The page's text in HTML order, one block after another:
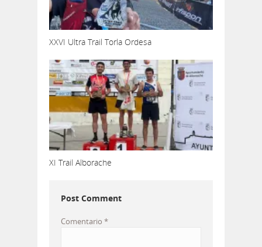
XXVI Ultra Trail Torla Ordesa
XI Trail Alborache
Post Comment
Comentario *